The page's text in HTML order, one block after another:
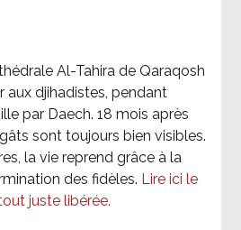
Al-Tahira de Qaraqosh
aux djihadistes, pendant
par Daech. 18 mois après
sont toujours bien visibles.
la vie reprend grâce à la
des fidèles. Lire ici le
juste libérée.